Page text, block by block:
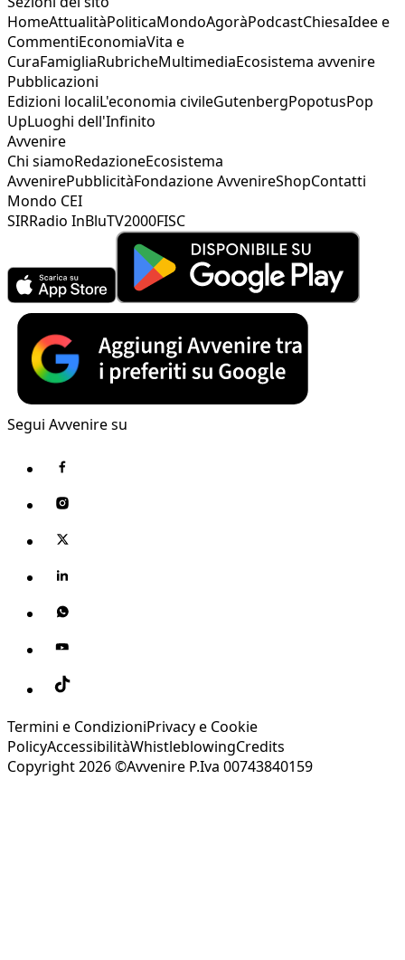
HomeAttualitàPoliticaMondoAgoràPodcastChiesaIdee e
CommentiEconomiaVita e
CuraFamigliaRubricheMultimediaEcosistema avvenire
Pubblicazioni
Edizioni localiL'economia civileGutenbergPopotusPop
UpLuoghi dell'Infinito
Avvenire
Chi siamoRedazioneEcosistema
AvvenirePubblicitàFondazione AvvenireShopContatti
Mondo CEI
SIRRadio InBluTV2000FISC
Segui Avvenire su
Termini e CondizioniPrivacy e Cookie
PolicyAccessibilitàWhistleblowingCredits
Copyright 2026 ©Avvenire P.Iva 00743840159